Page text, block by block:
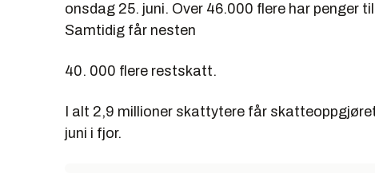
onsdag 25. juni. Over 46.000 flere har penger
Samtidig får nesten
40. 000 flere restskatt.
I alt 2,9 millioner skattytere får
juni i fjor.